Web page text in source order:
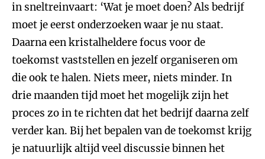
in sneltreinvaart: ‘Wat je moet doen? Als bedrijf
moet je eerst onderzoeken waar je nu staat.
Daarna een kristalheldere focus voor de
toekomst vaststellen en jezelf organiseren om
die ook te halen. Niets meer, niets minder. In
drie maanden tijd moet het mogelijk zijn het
proces zo in te richten dat het bedrijf daarna zelf
verder kan. Bij het bepalen van de toekomst krijg
je natuurlijk altijd veel discussie binnen het